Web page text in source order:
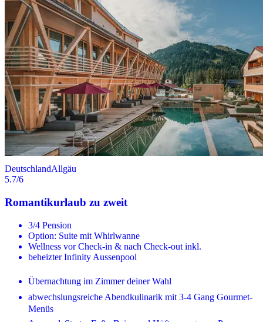
DeutschlandAllgäu
5.7/6
Romantikurlaub zu zweit
3/4 Pension
Option: Suite mit Whirlwanne
Wellness vor Check-in & nach Check-out inkl.
beheizter Infinity Aussenpool
Übernachtung im Zimmer deiner Wahl
abwechslungsreiche Abendkulinarik mit 3-4 Gang Gourmet-
Menüs